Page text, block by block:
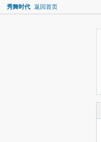
秀舞时代 返回首页